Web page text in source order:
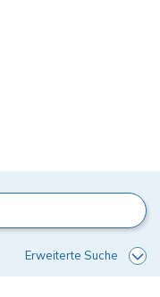
Erweiterte Suche